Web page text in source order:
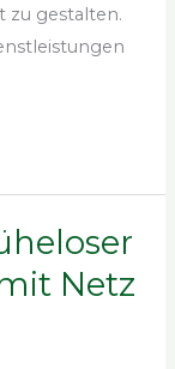
zu gestalten.
Netz